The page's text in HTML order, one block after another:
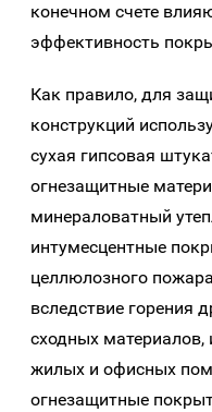
конечном счете
эффективность
Как правило, для
конструкций
сухая гипсовая
огнезащитные
минераловатный
интумесцентные
целлюлозного
вследствие горения
сходных материалов,
жилых и офисных
огнезащитные